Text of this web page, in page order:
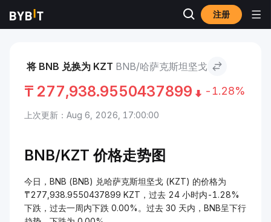
注册
市场 BNB 价格 BNB BNB to 哈萨克斯坦坚戈
将 BNB 兑换为 KZT BNB/哈萨克斯坦坚戈
₸ 277,938.9550437899 -1.28%
上次更新：Aug 6, 2026, 17:00:00
BNB/KZT 价格走势图
今日，BNB (BNB) 兑哈萨克斯坦坚戈 (KZT) 的价格为
₸277,938.9550437899 KZT，过去 24 小时内-1.28%
下跌，过去一周内下跌 0.00%。过去 30 天内，BNB呈下行